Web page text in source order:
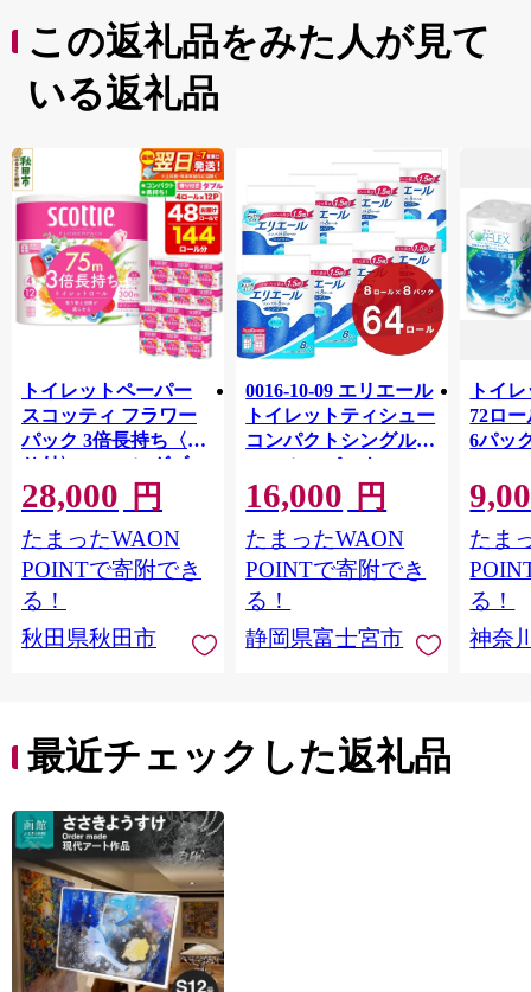
この返礼品をみた人が見て
いる返礼品
トイレットペーパー
スコッティ フラワー
パック 3倍長持ち〈香
り付〉4ロール(ダブ
ル)×12パック 日用品
最短翌日発送 [スコッ
ティ フラワーパック
トイレットペーパー
日本製紙クレシア] 秋
田県秋田市
28,000 円
たまったWAON
POINTで寄附でき
る！
秋田県秋田市
0016-10-09 エリエール
トイレットティシュー
コンパクトシングル 8
ロール×8パック 64ロ
ール 1.5倍巻 82.5m
トイレットペーパー
シングル パルプ100％
香りつき 日用品 消耗
品 備蓄
16,000 円
たまったWAON
POINTで寄附でき
る！
静岡県富士宮市
トイ
72ロ
6パッ
FSCリ
長巻タ
100％
防災
ペー
川県
トペー
たま
る！
神奈
最近チェックした返礼品